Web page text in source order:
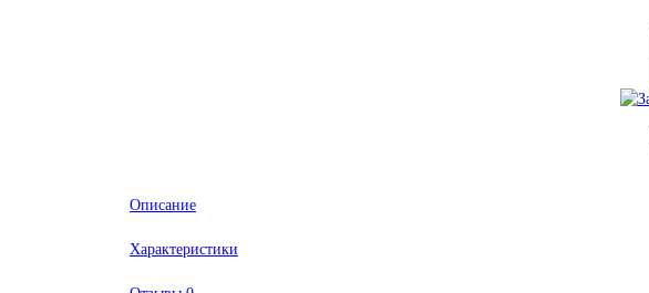
Описание
Характеристики